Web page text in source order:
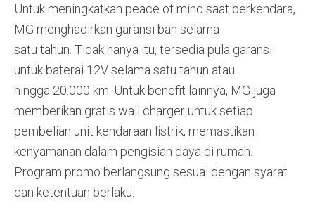
Untuk meningkatkan peace of mind saat berkendara,
MG menghadirkan garansi ban selama
satu tahun. Tidak hanya itu, tersedia pula garansi
untuk baterai 12V selama satu tahun atau
hingga 20.000 km. Untuk benefit lainnya, MG juga
memberikan gratis wall charger untuk setiap
pembelian unit kendaraan listrik, memastikan
kenyamanan dalam pengisian daya di rumah.
Program promo berlangsung sesuai dengan syarat
dan ketentuan berlaku.